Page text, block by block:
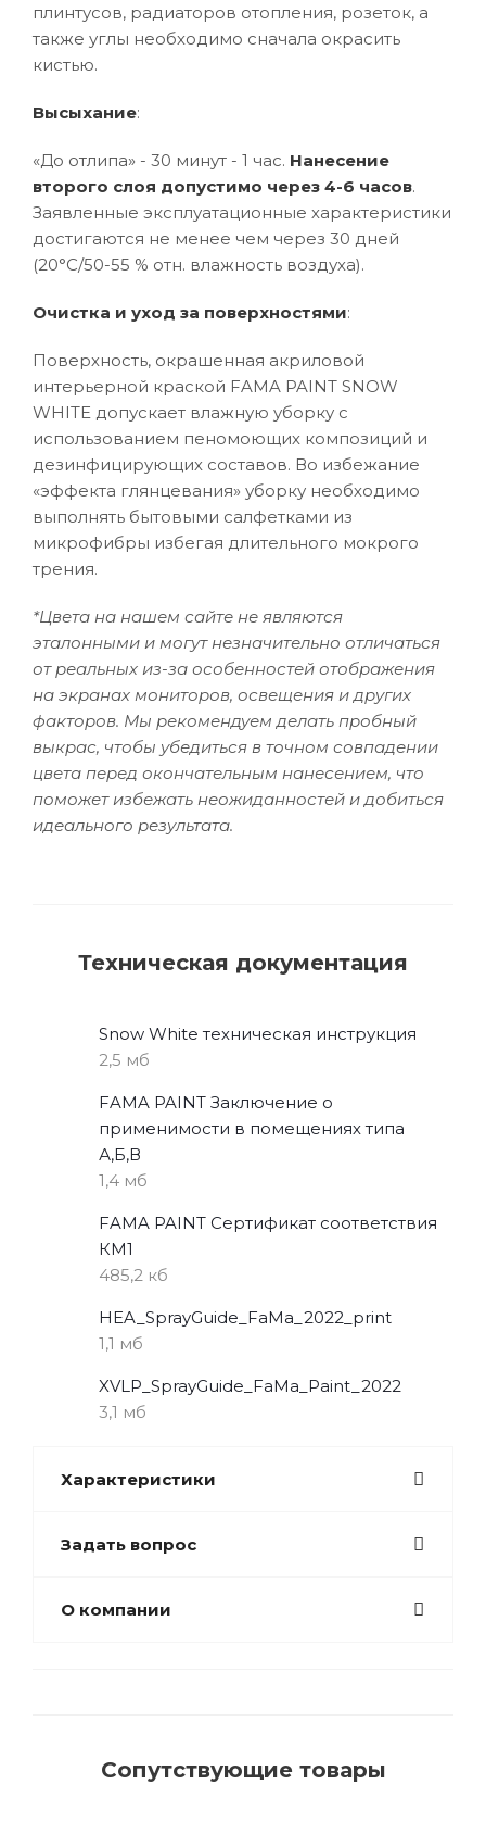
плинтусов, радиаторов отопления, розеток, а
также углы необходимо сначала окрасить
кистью.
Высыхание:
«До отлипа» - 30 минут - 1 час. Нанесение
второго слоя допустимо через 4-6 часов.
Заявленные эксплуатационные характеристики
достигаются не менее чем через 30 дней
(20°C/50-55 % отн. влажность воздуха).
Очистка и уход за поверхностями:
Поверхность, окрашенная акриловой
интерьерной краской FAMA PAINT SNOW
WHITE допускает влажную уборку с
использованием пеномоющих композиций и
дезинфицирующих составов. Во избежание
«эффекта глянцевания» уборку необходимо
выполнять бытовыми салфетками из
микрофибры избегая длительного мокрого
трения.
*Цвета на нашем сайте не являются
эталонными и могут незначительно отличаться
от реальных из-за особенностей отображения
на экранах мониторов, освещения и других
факторов. Мы рекомендуем делать пробный
выкрас, чтобы убедиться в точном совпадении
цвета перед окончательным нанесением, что
поможет избежать неожиданностей и добиться
идеального результата.
Техническая документация
Snow White техническая инструкция
2,5 мб
FAMA PAINT Заключение о
применимости в помещениях типа
А,Б,В
1,4 мб
FAMA PAINT Сертификат соответствия
КМ1
485,2 кб
HEA_SprayGuide_FaMa_2022_print
1,1 мб
XVLP_SprayGuide_FaMa_Paint_2022
3,1 мб
Характеристики
Задать вопрос
О компании
Сопутствующие товары